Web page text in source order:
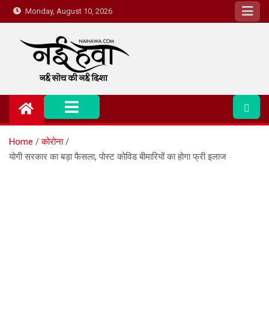
Monday, August 10, 2026
Nai Hawa
Home
कोरोना
योगी सरकार का बड़ा फैसला, पोस्‍ट कोविड बीमारियों का होगा फ्री इलाज